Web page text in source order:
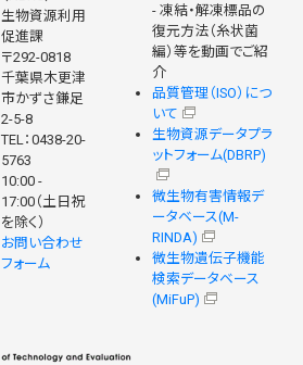
生物資源利用
促進課
〒292-0818
千葉県木更津
市かずさ鎌足
2-5-8
TEL：0438-20-
5763
10:00 -
17:00（土日祝
を除く）
お問い合わせ
フォーム
- 凍結・解凍標品の
復元方法（糸状菌
編）等を動画でご紹
介
品質管理（ISO）につ
いて
生物資源データプラ
ットフォーム(DBRP)
微生物有害情報デ
ータベース(M-
RINDA)
微生物遺伝子機能
検索データベース
(MiFuP)